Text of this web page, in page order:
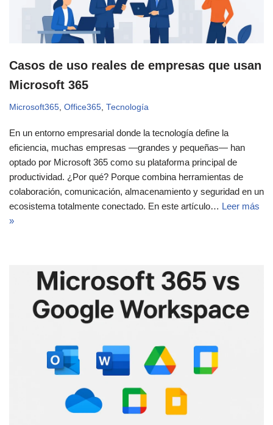
Casos de uso reales de empresas que usan
Microsoft 365
Microsoft365, Office365, Tecnología
En un entorno empresarial donde la tecnología define la
eficiencia, muchas empresas —grandes y pequeñas— han
optado por Microsoft 365 como su plataforma principal de
productividad. ¿Por qué? Porque combina herramientas de
colaboración, comunicación, almacenamiento y seguridad en un
ecosistema totalmente conectado. En este artículo… Leer más
»